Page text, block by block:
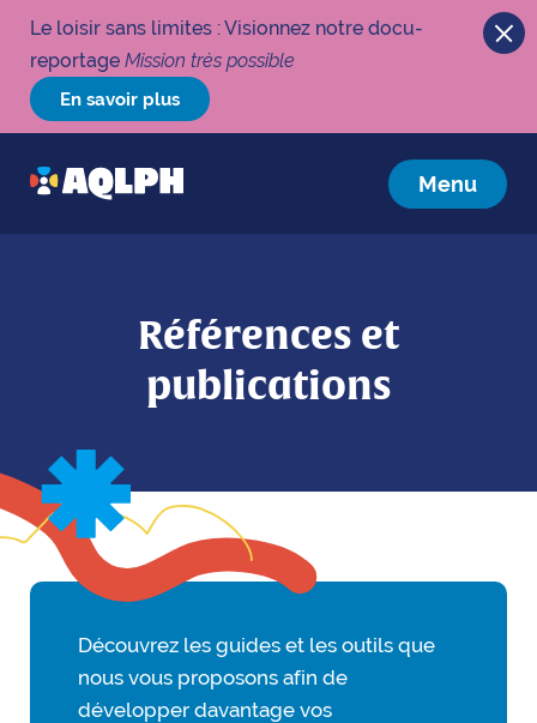
Le loisir sans limites : Visionnez notre docu-
reportage Mission très possible
En savoir plus
Menu
Références et
publications
Découvrez les guides et les outils que
nous vous proposons afin de
développer davantage vos